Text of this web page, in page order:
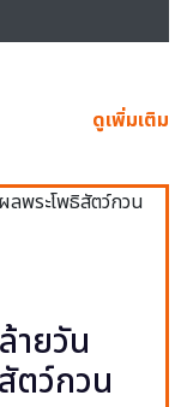
ดูเพิ่มเติม
ายวัน
ตว์กวน